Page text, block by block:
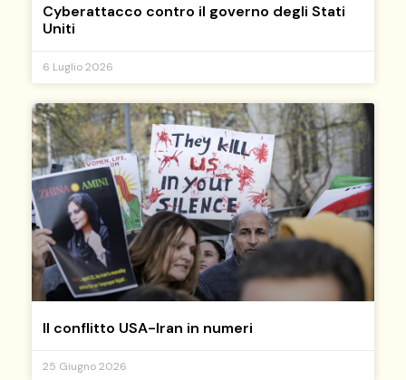
Cyberattacco contro il governo degli Stati
Uniti
6 Luglio 2026
Il conflitto USA-Iran in numeri
25 Giugno 2026